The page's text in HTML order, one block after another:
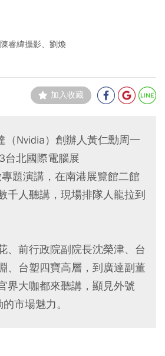
睿緯攝影、劉煥
加入收藏
（Nvidia）創辦人黃仁勳周一
台北國際電腦展
專題演講，在南港展覽館二館
千人聽講，現場排隊人龍拉到
、前行政院副院長沈榮津、台
、台塑四寶高層，到廣達副董
界大咖都來聽講，顯見外號
市場魅力。